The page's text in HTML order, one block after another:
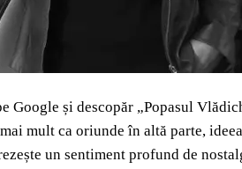
și descopăr „Popasul
mult ca oriunde în altă parte,
un sentiment profund de